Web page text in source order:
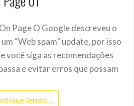
Page O Google descreveu o
“Web spam” update, por isso
você siga as recomendações
e evitar erros que possam
lendo…